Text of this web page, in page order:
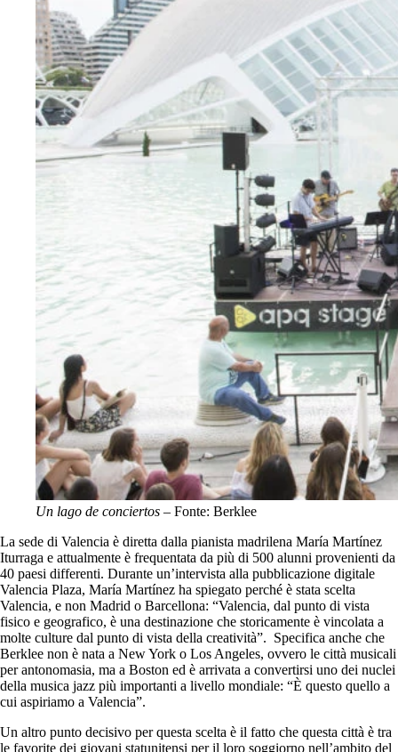
Un lago de conciertos – Fonte: Berklee
La sede di Valencia è diretta dalla pianista madrilena María Martínez
Iturraga e attualmente è frequentata da più di 500 alunni provenienti da
40 paesi differenti. Durante un’intervista alla pubblicazione digitale
Valencia Plaza, María Martínez ha spiegato perché è stata scelta
Valencia, e non Madrid o Barcellona: “Valencia, dal punto di vista
fisico e geografico, è una destinazione che storicamente è vincolata a
molte culture dal punto di vista della creatività”. Specifica anche che
Berklee non è nata a New York o Los Angeles, ovvero le città musicali
per antonomasia, ma a Boston ed è arrivata a convertirsi uno dei nuclei
della musica jazz più importanti a livello mondiale: “È questo quello a
cui aspiriamo a Valencia”.
Un altro punto decisivo per questa scelta è il fatto che questa città è tra
le favorite dei giovani statunitensi per il loro soggiorno nell’ambito del